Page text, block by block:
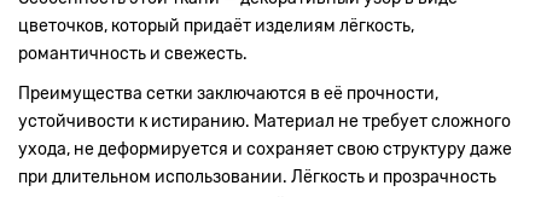
цветочков, который придаёт изделиям лёгкость,
романтичность и свежесть.
Преимущества сетки заключаются в её прочности,
устойчивости к истиранию. Материал не требует сложного
ухода, не деформируется и сохраняет свою структуру даже
при длительном использовании. Лёгкость и прозрачность